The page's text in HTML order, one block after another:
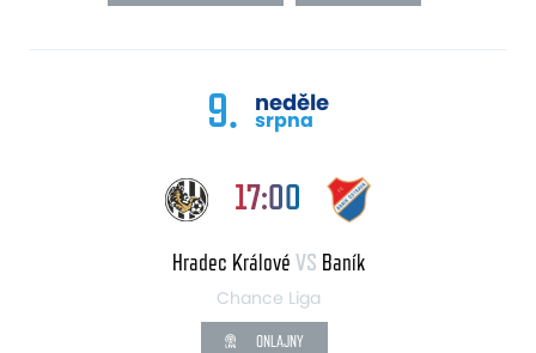
9. neděle
srpna
17:00
Hradec Králové VS Baník
Chance Liga
ONLAJNY